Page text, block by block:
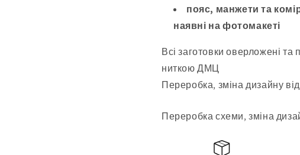
пояс, манжети та
наявні на фотомакеті
Всі заготовки оверложені
ниткою ДМЦ
Переробка, зміна дизайну
Переробка схеми, зміна